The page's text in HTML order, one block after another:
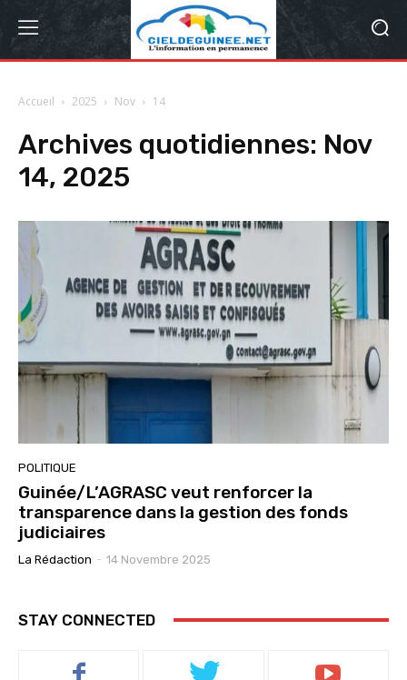
Accueil 2025 Nov 14
Archives quotidiennes: Nov
14, 2025
POLITIQUE
Guinée/L’AGRASC veut renforcer la
transparence dans la gestion des fonds
judiciaires
La Rédaction - 14 Novembre 2025
STAY CONNECTED